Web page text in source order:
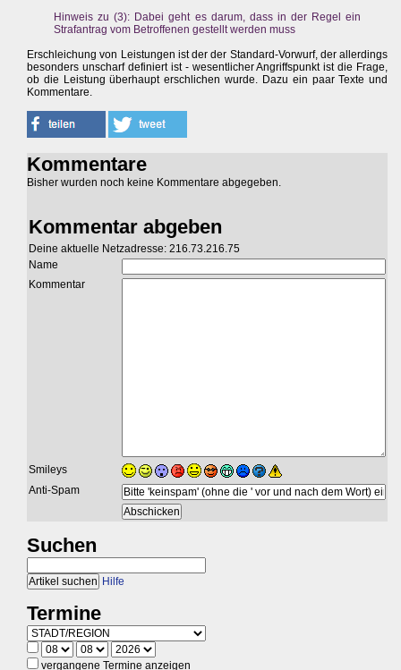
Hinweis zu (3): Dabei geht es darum, dass in der Regel ein
Strafantrag vom Betroffenen gestellt werden muss
Erschleichung von Leistungen ist der der Standard-Vorwurf, der allerdings
besonders unscharf definiert ist - wesentlicher Angriffspunkt ist die Frage,
ob die Leistung überhaupt erschlichen wurde. Dazu ein paar Texte und
Kommentare.
Kommentare
Bisher wurden noch keine Kommentare abgegeben.
Kommentar abgeben
Deine aktuelle Netzadresse: 216.73.216.75
Name
Kommentar
Smileys
Anti-Spam
Suchen
Hilfe
Termine
vergangene Termine anzeigen